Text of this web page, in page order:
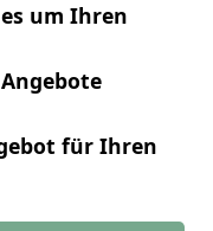
um Ihren
für Ihren